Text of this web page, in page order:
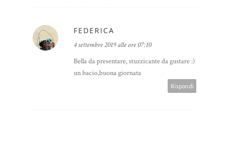
FEDERICA
4 settembre 2019 alle ore 07:10
Bella da presentare, stuzzicante da gustare :)
un bacio,buona giornata
Rispondi